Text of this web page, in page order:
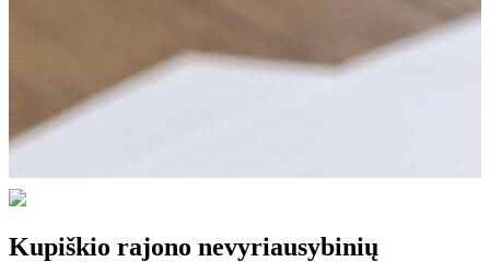
Kupiškio rajono nevyriausybinių